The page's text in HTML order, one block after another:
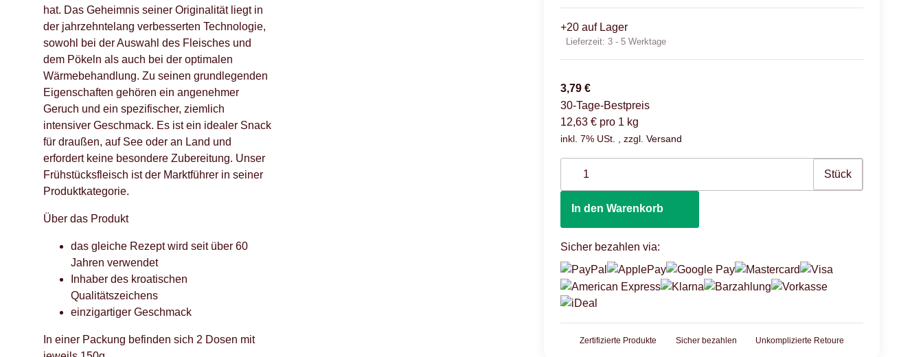
+20 auf Lager
Lieferzeit:3 - 5 Werktage
3,79 €
30-Tage-Bestpreis
12,63 € pro 1 kg
inkl. 7% USt. , zzgl.Versand
Stück
In den Warenkorb
Sicher bezahlen via:
Zertifizierte Produkte Sicher bezahlen Unkomplizierte Retoure
hat. Das Geheimnis seiner Originalität liegt in
der jahrzehntelang verbesserten Technologie,
sowohl bei der Auswahl des Fleisches und
dem Pökeln als auch bei der optimalen
Wärmebehandlung. Zu seinen grundlegenden
Eigenschaften gehören ein angenehmer
Geruch und ein spezifischer, ziemlich
intensiver Geschmack. Es ist ein idealer Snack
für draußen, auf See oder an Land und
erfordert keine besondere Zubereitung. Unser
Frühstücksfleisch ist der Marktführer in seiner
Produktkategorie.
Über das Produkt
das gleiche Rezept wird seit über 60
Jahren verwendet
Inhaber des kroatischen
Qualitätszeichens
einzigartiger Geschmack
In einer Packung befinden sich 2 Dosen mit